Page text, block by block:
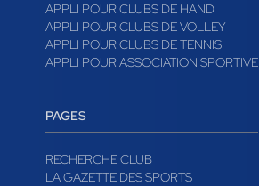
APPLI POUR CLUBS DE HAND
APPLI POUR CLUBS DE VOLLEY
APPLI POUR CLUBS DE TENNIS
APPLI POUR ASSOCIATION SPORTIVE
PAGES
RECHERCHE CLUB
LA GAZETTE DES SPORTS